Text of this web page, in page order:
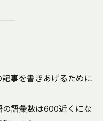
事を書きあげるために
の語彙数は600近くにな